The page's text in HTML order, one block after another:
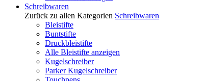
Schreibwaren
Zurück zu allen Kategorien Schreibwaren
Bleistifte
Buntstifte
Druckbleistifte
Alle Bleistifte anzeigen
Kugelschreiber
Parker Kugelschreiber